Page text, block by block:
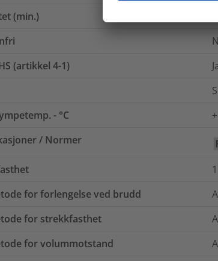
(min.)
(artikkel 4-1)
- °C
/ Normer
for forlengelse ved brudd
for strekkfasthet
for volummotstand